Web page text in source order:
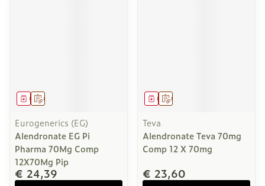
Op voorschrift
Geneesmiddel
Eurogenerics (EG)
Alendronate EG Pi
Pharma 70Mg Comp
12X70Mg Pip
€ 24,39
Op voorschrift
Geneesmiddel
Teva
Alendronate Teva 70mg
Comp 12 X 70mg
€ 23,60